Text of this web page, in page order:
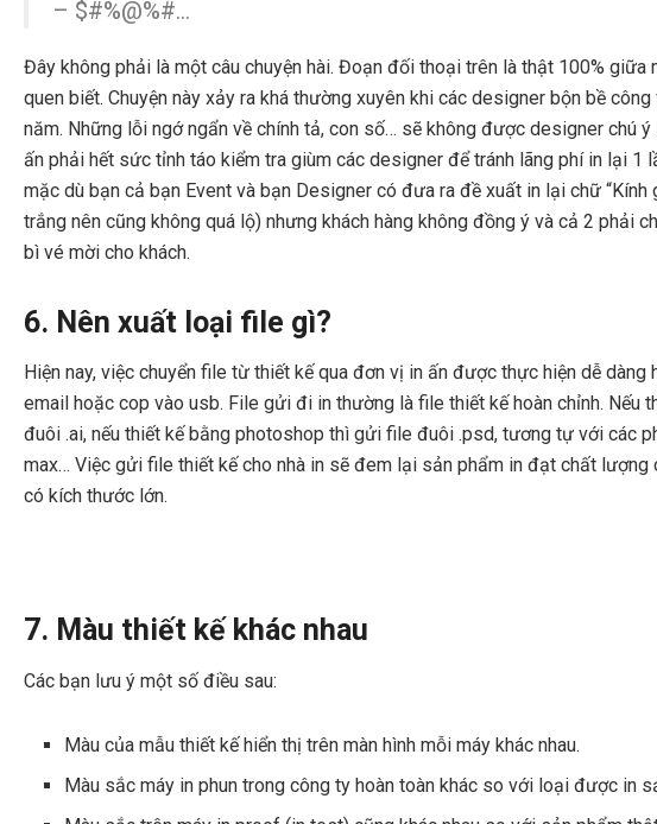
– $#%@%#…
Đây không phải là một câu chuyện hài. Đoạn đối thoại trên là thật 100% giữa
quen biết. Chuyện này xảy ra khá thường xuyên khi các designer bộn bề
năm. Những lỗi ngớ ngẩn về chính tả, con số… sẽ không được designer chú
ấn phải hết sức tỉnh táo kiểm tra giùm các designer để tránh lãng phí in lại 1
mặc dù bạn cả bạn Event và bạn Designer có đưa ra đề xuất in lại chữ “Kính
trắng nên cũng không quá lộ) nhưng khách hàng không đồng ý và cả 2 phải
bì vé mời cho khách.
6. Nên xuất loại file gì?
Hiện nay, việc chuyển file từ thiết kế qua đơn vị in ấn được thực hiện dễ
email hoặc cop vào usb. File gửi đi in thường là file thiết kế hoàn chỉnh. Nếu
đuôi .ai, nếu thiết kế bằng photoshop thì gửi file đuôi .psd, tương tự với các
max… Việc gửi file thiết kế cho nhà in sẽ đem lại sản phẩm in đạt chất lượng
có kích thước lớn.
7. Màu thiết kế khác nhau
Các bạn lưu ý một số điều sau:
Màu của mẫu thiết kế hiển thị trên màn hình mỗi máy khác nhau.
Màu sắc máy in phun trong công ty hoàn toàn khác so với loại được in